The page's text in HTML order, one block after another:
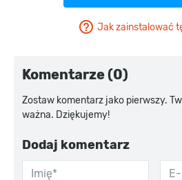
Jak zainstalować
Komentarze (0)
Zostaw komentarz jako pierwszy.
ważna. Dziękujemy!
Dodaj komentarz